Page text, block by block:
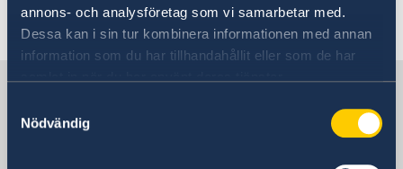
annons- och analysföretag som vi samarbetar med.
Dessa kan i sin tur kombinera informationen med annan
information som du har tillhandahållit eller som de har
Nödvändig
Senast uppdaterad 30 okt. 2020, 08.40
Sverige i Albanien